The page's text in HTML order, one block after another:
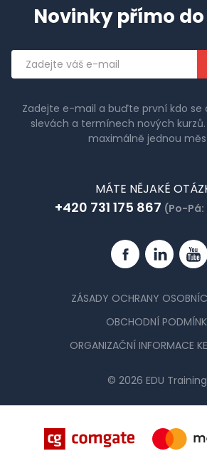
Novinky přímo
Emailová
adresa
Zadejte e-mail a buďte první kdo se
slevách a termínech nových
maximálně jednou
MÁTE NĚJAKÉ
+420 731 175 867 (Po-Pá:
FacebookLinkedin
ZÁSADY OCHRANY
OBCHODNÍ
ORGANIZAČNÍ INFORMACE
© 2026 EDU